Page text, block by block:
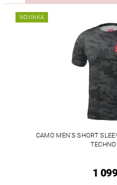
NOVINKA
CAMO MEN'S SHORT
1